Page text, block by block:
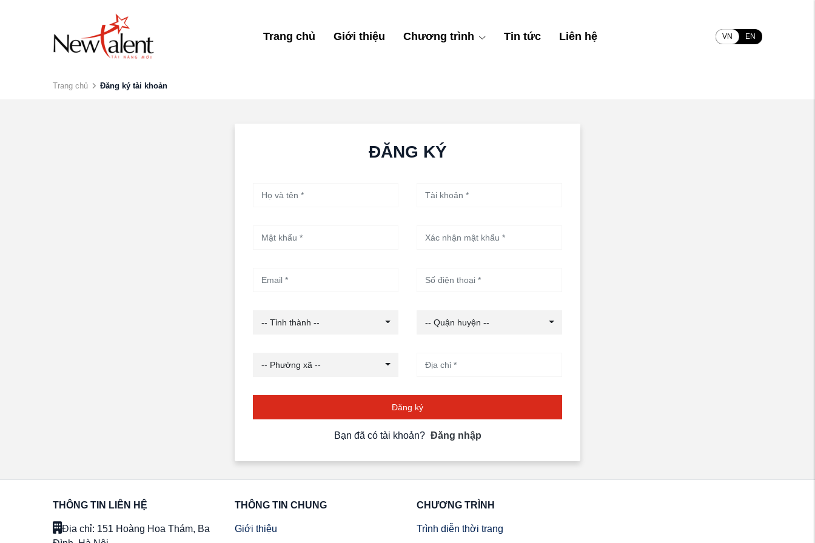
Trang chủ Giới thiệu Chương trình Tin tức Liên hệ VN EN
Trang chủ Đăng ký tài khoản
ĐĂNG KÝ
-- Tỉnh thành -- -- Quận huyện --
-- Phường xã --
Đăng ký
Bạn đã có tài khoản? Đăng nhập
THÔNG TIN LIÊN HỆ
Địa chỉ: 151 Hoàng Hoa Thám, Ba
THÔNG TIN CHUNG
Giới thiệu
CHƯƠNG TRÌNH
Trình diễn thời trang